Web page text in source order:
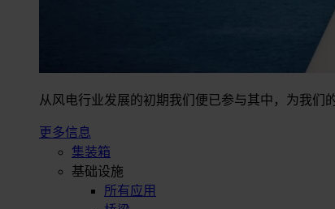
从风电行业发展的初期我们便已参与其中，为我们
更多信息
集装箱
基础设施
所有应用